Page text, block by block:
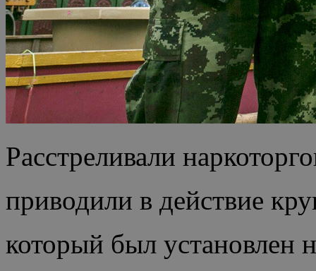
Расстреливали
приводили в действие
который был установлен